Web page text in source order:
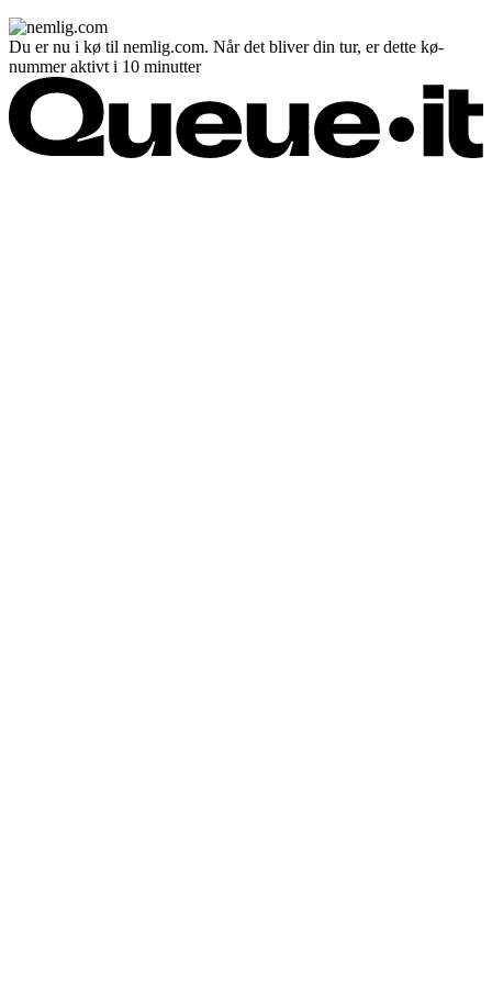
Du er nu i kø til nemlig.com. Når det bliver din tur, er dette kø-
nummer aktivt i 10 minutter